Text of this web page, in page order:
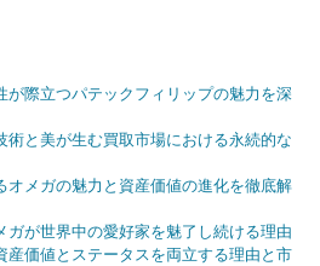
が際立つパテックフィリップの魅力を深
術と美が生む買取市場における永続的な
オメガの魅力と資産価値の進化を徹底解
ガが世界中の愛好家を魅了し続ける理由
産価値とステータスを両立する理由と市